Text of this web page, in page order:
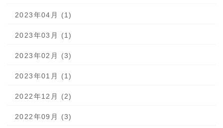
2023年04月 (1)
2023年03月 (1)
2023年02月 (3)
2023年01月 (1)
2022年12月 (2)
2022年09月 (3)